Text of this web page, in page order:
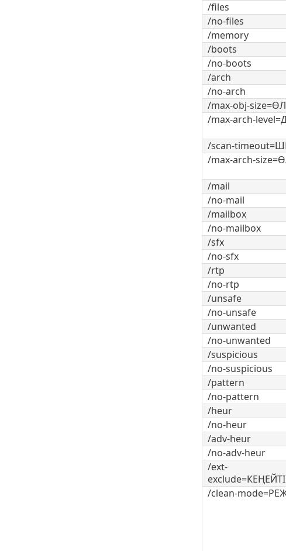
/files
/no-files
/memory
/boots
/no-boots
/arch
/no-arch
/max-obj-
/max-arch-
/scan-
/max-arch-
/mail
/no-mail
/mailbox
/no-mailbox
/sfx
/no-sfx
/rtp
/no-rtp
/unsafe
/no-unsafe
/unwanted
/no-unwanted
/suspicious
/no-suspicious
/pattern
/no-pattern
/heur
/no-heur
/adv-heur
/no-adv-heur
/ext-
/clean-